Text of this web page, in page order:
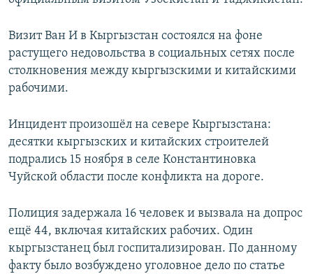
Визит Ван И в Кыргызстан состоялся на фоне
растущего недовольства в социальных сетях после
столкновения между кыргызскими и китайскими
рабочими.
Инцидент произошёл на севере Кыргызстана:
десятки кыргызских и китайских строителей
подрались 15 ноября в селе Константиновка
Чуйской области после конфликта на дороге.
Полиция задержала 16 человек и вызвала на допрос
ещё 44, включая китайских рабочих. Один
кыргызстанец был госпитализирован. По данному
факту было возбуждено уголовное дело по статье